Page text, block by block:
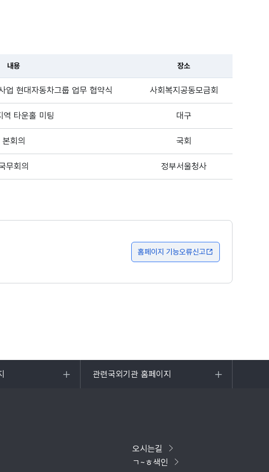
내용 장소
업 현대자동차그룹 업무 협약식 사회복지공동모금회
역 타운홀 미팅 대구
본회의 국회
무회의 정부서울청사
홈페이지 기능오류신고
관련국외기관 홈페이지
목록
오시는길
ㄱ~ㅎ색인